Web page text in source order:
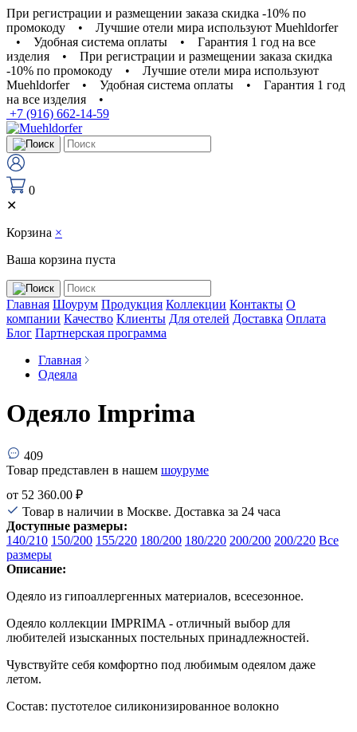
При регистрации и размещении заказа скидка -10% по
промокоду
•
Лучшие отели мира используют Muehldorfer
•
Удобная система оплаты •
Гарантия 1 год на все
изделия
•
При регистрации и размещении заказа скидка
-10% по промокоду
•
Лучшие отели мира используют
Muehldorfer
• Удобная система оплаты •
Гарантия 1 год
на все изделия
•
+7 (916) 662-14-59
0
✕
Корзина ×
Ваша корзина пуста
Главная Шоурум Продукция Коллекции Контакты О
компании Качество Клиенты Для отелей Доставка Оплата
Блог Партнерская программа
Главная
Одеяла
Одеяло Imprima
409
Товар представлен в нашем шоуруме
от 52 360.00 ₽
Товар в наличии в Москве. Доставка за 24 часа
Доступные размеры:
140/210 150/200 155/220 180/200 180/220 200/200 200/220 Все
размеры
Описание:
Одеяло из гипоаллергенных материалов, всесезонное.
Одеяло коллекции IMPRIMA - отличный выбор для
любителей изысканных постельных принадлежностей.
Чувствуйте себя комфортно под любимым одеялом даже
летом.
Состав: пустотелое силиконизированное волокно